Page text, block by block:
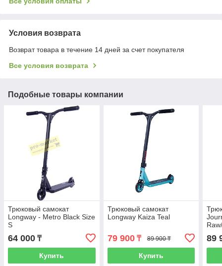
Условия возврата
Возврат товара в течение 14 дней за счет покупателя
Все условия возврата
Подобные товары компании
Трюковый самокат
Longway - Metro Black Size
S
64 000 ₸
Купить
Трюковый самокат
Longway Kaiza Teal
79 900₸ 89 900 ₸
Купить
89